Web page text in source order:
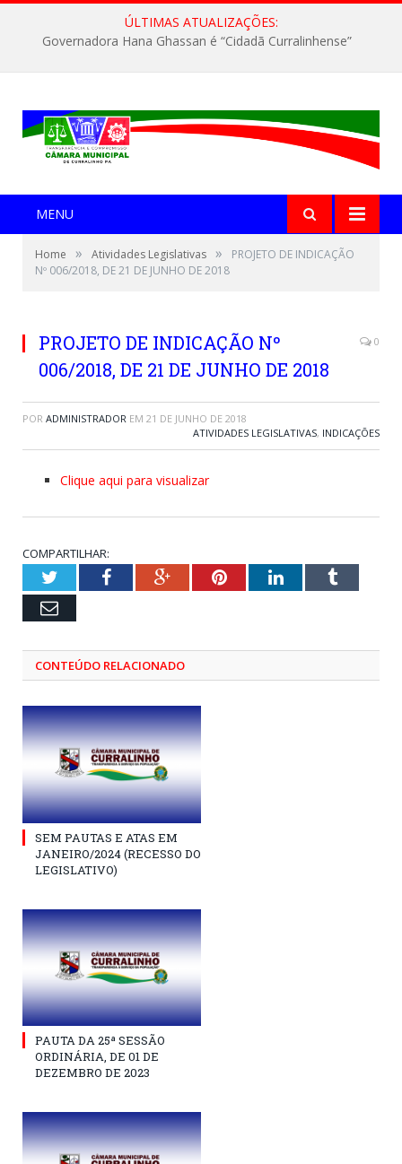
ÚLTIMAS ATUALIZAÇÕES:
Governadora Hana Ghassan é “Cidadã Curralinhense”
MENU
Home » Atividades Legislativas »
PROJETO DE INDICAÇÃO
Nº 006/2018, DE 21 DE JUNHO DE 2018
PROJETO DE INDICAÇÃO Nº
006/2018, DE 21 DE JUNHO DE 2018
0
POR ADMINISTRADOR EM 21 DE JUNHO DE 2018
ATIVIDADES LEGISLATIVAS, INDICAÇÕES
Clique aqui para visualizar
COMPARTILHAR:
TwitterFacebookGoogle+PinterestLinkedInTumblr
Email
CONTEÚDO RELACIONADO
SEM PAUTAS E ATAS EM
JANEIRO/2024 (RECESSO DO
LEGISLATIVO)
PAUTA DA 25ª SESSÃO
ORDINÁRIA, DE 01 DE
DEZEMBRO DE 2023